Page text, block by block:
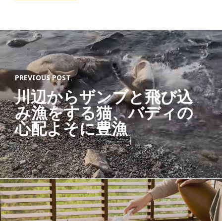
PREVIOUS POST
川辺からザンブと飛び込
み漁をする猫、バディの
心配よそに豊漁